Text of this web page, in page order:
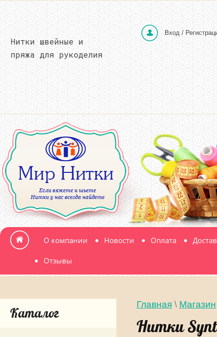
Вход /
Нитки швейные и
пряжа для рукоделия
О компании Новости Оплата
Отзывы
Главная \ Магазин
Нитки
Каталог